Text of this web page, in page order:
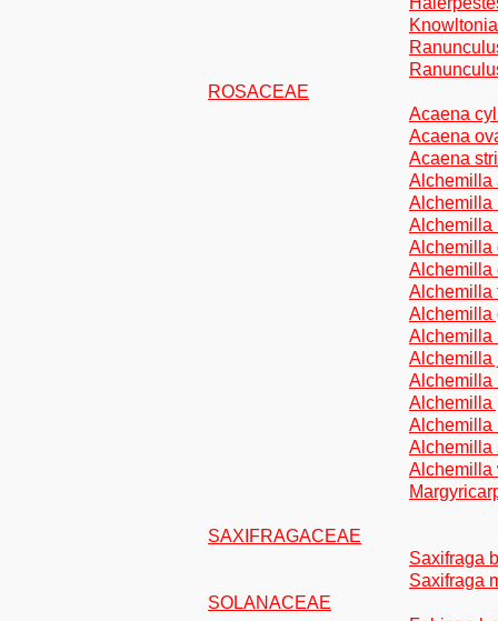
ROSACEAE
Acaena
Acaena
Acaena
Alchemilla
Alchemilla
Alchemilla
Alchemilla
Alchemilla
Alchemilla
Alchemilla
Alchemilla
Alchemilla
Alchemilla
Alchemilla
Alchemilla
Alchemilla
SAXIFRAGACEAE
Saxifraga
Saxifraga
SOLANACEAE